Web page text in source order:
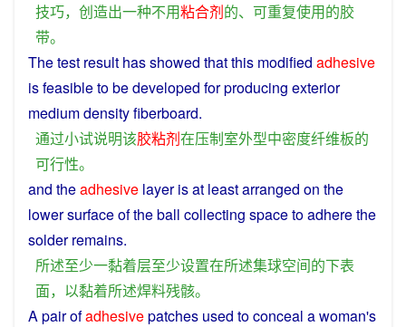
技巧， 创造出一种不用粘合剂的、 可重复使用的胶
带。
Thetest result hasshowed thatthis modified adhesive
isfeasibleto be developed for producing exterior
mediumdensityfiberboard.
通过小试说明该胶粘剂在压制室外型中密度纤维板的
可行性。
and theadhesive layeris at least arranged on the
lowersurfaceoftheball collecting spacetoadhere the
solder remains.
所述至少一黏着层至少设置在所述集球空间的下表
面， 以黏着所述焊料残骸。
A pair ofadhesivepatches used toconceal awoman's